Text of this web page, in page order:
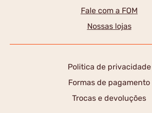
Fale com a FOM
Nossas lojas
Politica de privacidade
Formas de pagamento
Trocas e devoluções